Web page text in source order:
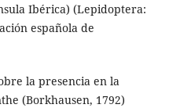
Ibérica) (Lepidoptera:
española de
la presencia en la
(Borkhausen, 1792)